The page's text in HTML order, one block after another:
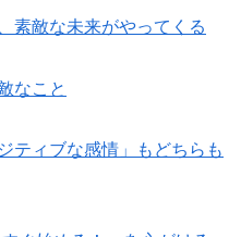
素敵な未来がやってくる
なこと
ティブな感情」もどちらも